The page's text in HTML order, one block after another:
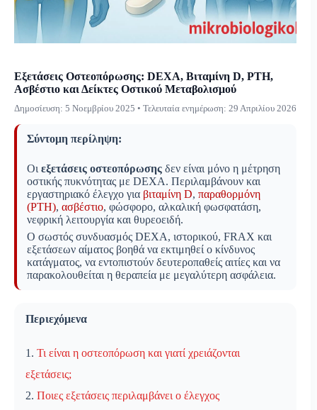
Εξετάσεις Οστεοπόρωσης: DEXA, Βιταμίνη D, PTH,
Ασβέστιο και Δείκτες Οστικού Μεταβολισμού
Δημοσίευση: 5 Νοεμβρίου 2025 • Τελευταία ενημέρωση: 29 Απριλίου 2026
Σύντομη περίληψη:
Οι εξετάσεις οστεοπόρωσης δεν είναι μόνο η μέτρηση
οστικής πυκνότητας με DEXA. Περιλαμβάνουν και
εργαστηριακό έλεγχο για βιταμίνη D, παραθορμόνη
(PTH), ασβέστιο, φώσφορο, αλκαλική φωσφατάση,
νεφρική λειτουργία και θυρεοειδή.
Ο σωστός συνδυασμός DEXA, ιστορικού, FRAX και
εξετάσεων αίματος βοηθά να εκτιμηθεί ο κίνδυνος
κατάγματος, να εντοπιστούν δευτεροπαθείς αιτίες και να
παρακολουθείται η θεραπεία με μεγαλύτερη ασφάλεια.
Περιεχόμενα
1. Τι είναι η οστεοπόρωση και γιατί χρειάζονται
εξετάσεις;
2. Ποιες εξετάσεις περιλαμβάνει ο έλεγχος